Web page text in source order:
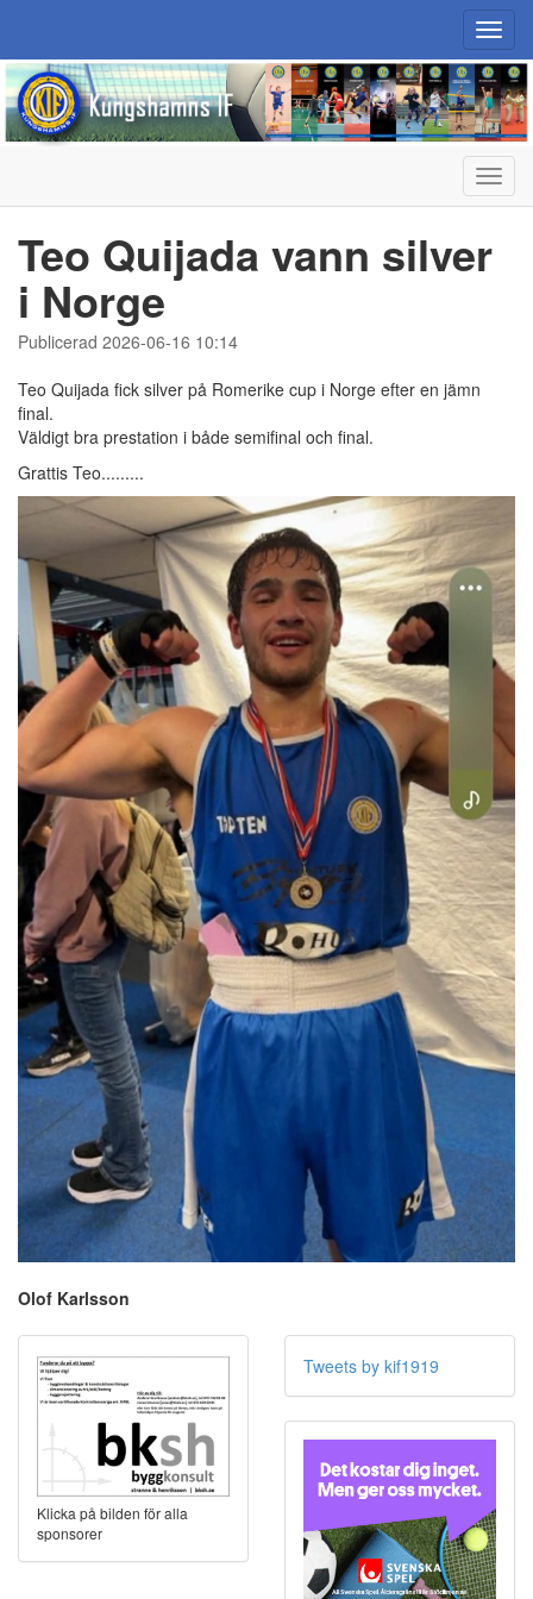
Teo Quijada vann silver
i Norge
Publicerad 2026-06-16 10:14
Teo Quijada fick silver på Romerike cup i Norge efter en jämn
final.
Väldigt bra prestation i både semifinal och final.
Grattis Teo.........
Olof Karlsson
Klicka på bilden för alla
sponsorer
Tweets by kif1919